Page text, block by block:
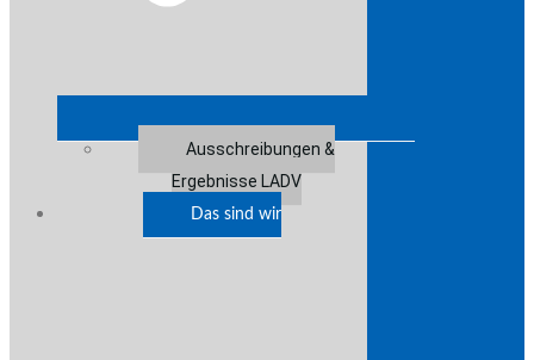
Ausschreibungen &
Ergebnisse LADV
Das sind wir